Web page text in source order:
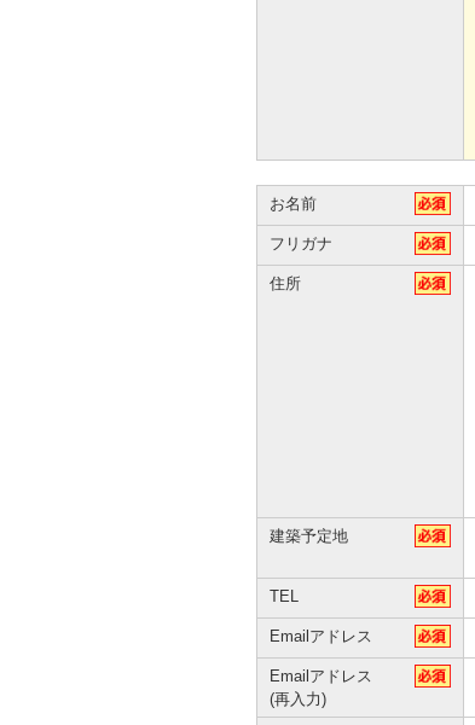
お名前
フリガナ
住所
建築予定地
TEL
Emailアドレス
Emailアドレス
(再入力)